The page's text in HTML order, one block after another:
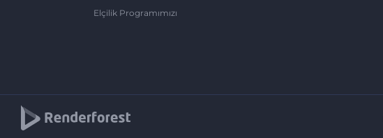
Elçilik Programımızı